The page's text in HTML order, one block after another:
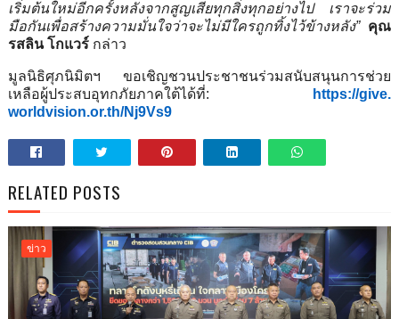
เริ่มต้นใหม่อีกครั้งหลังจากสูญเสียทุกสิ่งทุกอย่างไป เราจะร่วม
มือกันเพื่อสร้างความมั่นใจว่าจะไม่มีใครถูกทิ้งไว้ข้างหลัง” คุณ
รสลิน โกแวร์ กล่าว
มูลนิธิศุภนิมิตฯ ขอเชิญชวนประชาชนร่วมสนับสนุนการช่วย
เหลือผู้ประสบอุทกภัยภาคใต้ได้ที่:
https://give.
worldvision.or.th/Nj9Vs9
RELATED POSTS
ข่าว